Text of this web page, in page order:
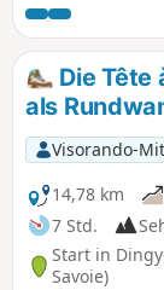
Entlang des
Ufer des Fier
hinabsteigen.
steilen Aufstieg
werden
Ausrutschern
Die Tête
als
Visorando-
14,78 km
7 Std.
Start in
Savoie)